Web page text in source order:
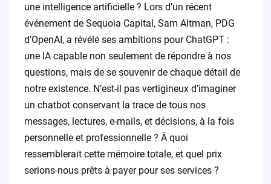
une intelligence artificielle ? Lors d’un récent
événement de Sequoia Capital, Sam Altman, PDG
d’OpenAI, a révélé ses ambitions pour ChatGPT :
une IA capable non seulement de répondre à nos
questions, mais de se souvenir de chaque détail de
notre existence. N’est-il pas vertigineux d’imaginer
un chatbot conservant la trace de tous nos
messages, lectures, e-mails, et décisions, à la fois
personnelle et professionnelle ? À quoi
ressemblerait cette mémoire totale, et quel prix
serions-nous prêts à payer pour ses services ?